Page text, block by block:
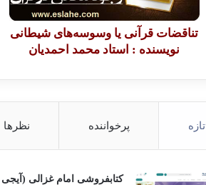
تناقضات قرآنی یا وسوسه‌های شیطانی
نویسنده : استاد محمد احمدیان
تازه پرخواننده نظرها
کتابفروشی امام غزالی (آیجی